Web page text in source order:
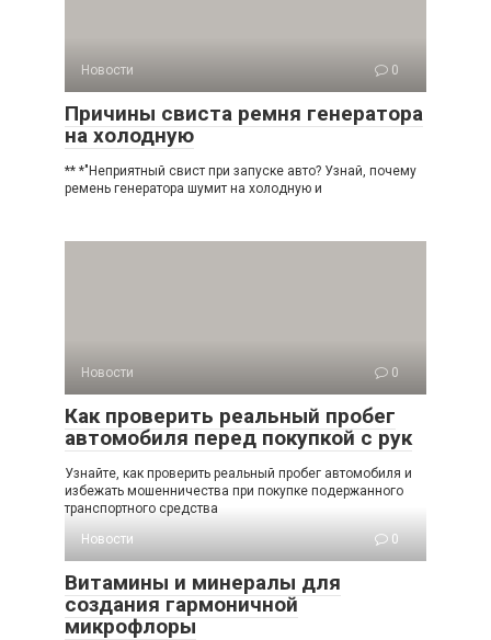
Новости 0
Причины свиста ремня генератора
на холодную
** *"Неприятный свист при запуске авто? Узнай, почему
ремень генератора шумит на холодную и
Новости 0
Как проверить реальный пробег
автомобиля перед покупкой с рук
Узнайте, как проверить реальный пробег автомобиля и
избежать мошенничества при покупке подержанного
транспортного средства
Новости
0
Витамины и минералы для
создания гармоничной
микрофлоры